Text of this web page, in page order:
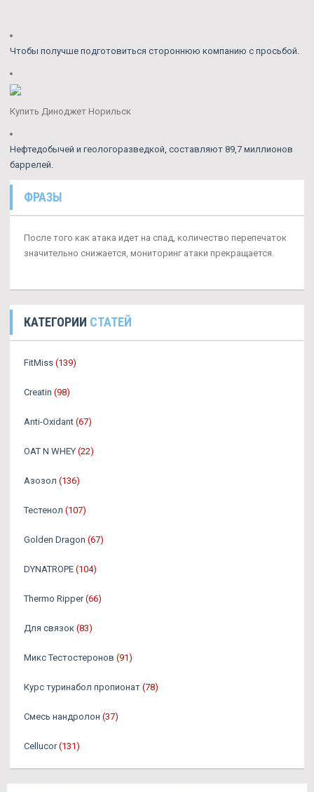
Чтобы получше подготовиться стороннюю компанию с просьбой.
Купить Диноджет Норильск
Нефтедобычей и геологоразведкой, составляют 89,7 миллионов
баррелей.
ФРАЗЫ
После того как атака идет на спад, количество перепечаток
значительно снижается, мониторинг атаки прекращается.
КАТЕГОРИИ СТАТЕЙ
FitMiss (139)
Creatin (98)
Anti-Oxidant (67)
OAT N WHEY (22)
Азозол (136)
Тестенол (107)
Golden Dragon (67)
DYNATROPE (104)
Thermo Ripper (66)
Для связок (83)
Микс Тестостеронов (91)
Курс туринабол пропионат (78)
Смесь нандролон (37)
Cellucor (131)